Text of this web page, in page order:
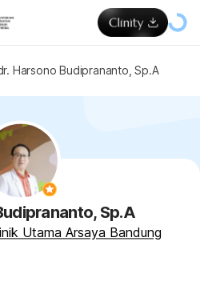
Harsono Budiprananto, Sp.A
Sp.A
Utama Arsaya Bandung